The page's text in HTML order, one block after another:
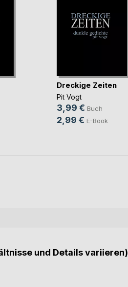
Dreckige Zeiten
Pit Vogt
3,99 € Buch
2,99 € E-Book
und Details variieren)